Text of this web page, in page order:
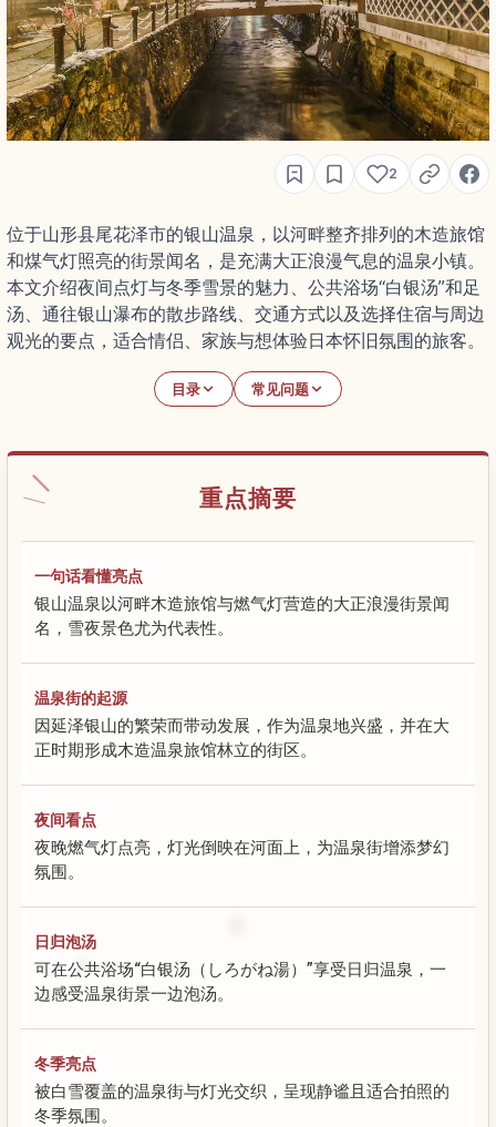
2
位于山形县尾花泽市的银山温泉，以河畔整齐排列的木造旅馆
和煤气灯照亮的街景闻名，是充满大正浪漫气息的温泉小镇。
本文介绍夜间点灯与冬季雪景的魅力、公共浴场“白银汤”和足
汤、通往银山瀑布的散步路线、交通方式以及选择住宿与周边
观光的要点，适合情侣、家族与想体验日本怀旧氛围的旅客。
目录 常见问题
重点摘要
一句话看懂亮点
银山温泉以河畔木造旅馆与燃气灯营造的大正浪漫街景闻
名，雪夜景色尤为代表性。
温泉街的起源
因延泽银山的繁荣而带动发展，作为温泉地兴盛，并在大
正时期形成木造温泉旅馆林立的街区。
夜间看点
夜晚燃气灯点亮，灯光倒映在河面上，为温泉街增添梦幻
氛围。
日归泡汤
可在公共浴场“白银汤（しろがね湯）”享受日归温泉，一
边感受温泉街景一边泡汤。
冬季亮点
被白雪覆盖的温泉街与灯光交织，呈现静谧且适合拍照的
冬季氛围。